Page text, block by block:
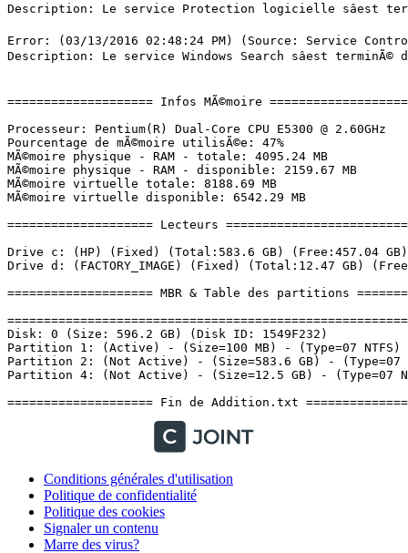
Conditions générales d'utilisation
Politique de confidentialité
Politique des cookies
Signaler un contenu
Marre des virus?